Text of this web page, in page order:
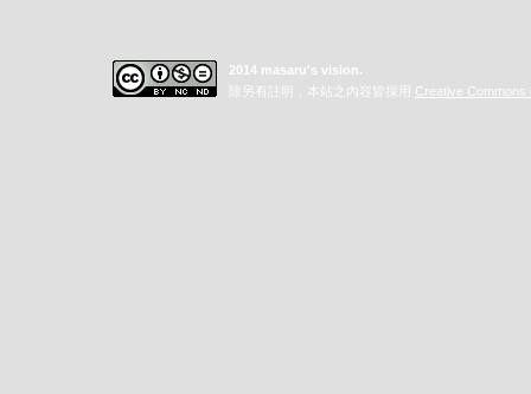
2014 masaru's vision.
除另有註明，本站之內容皆採用 Creative Commons